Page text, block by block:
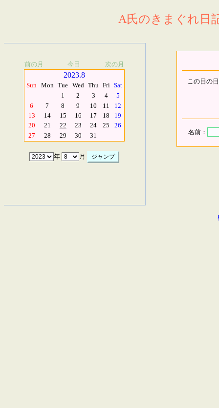
A氏のきまぐれ日
前の月 今日 次の月
2023.8
Sun Mon Tue Wed Thu Fri Sat
1
2 3 4
5
6
7 8 9 10 11
12
13
14 15 16 17 18
19
20
21 22 23 24 25
26
27
28 29 30 31
年 月
この日の
名前：